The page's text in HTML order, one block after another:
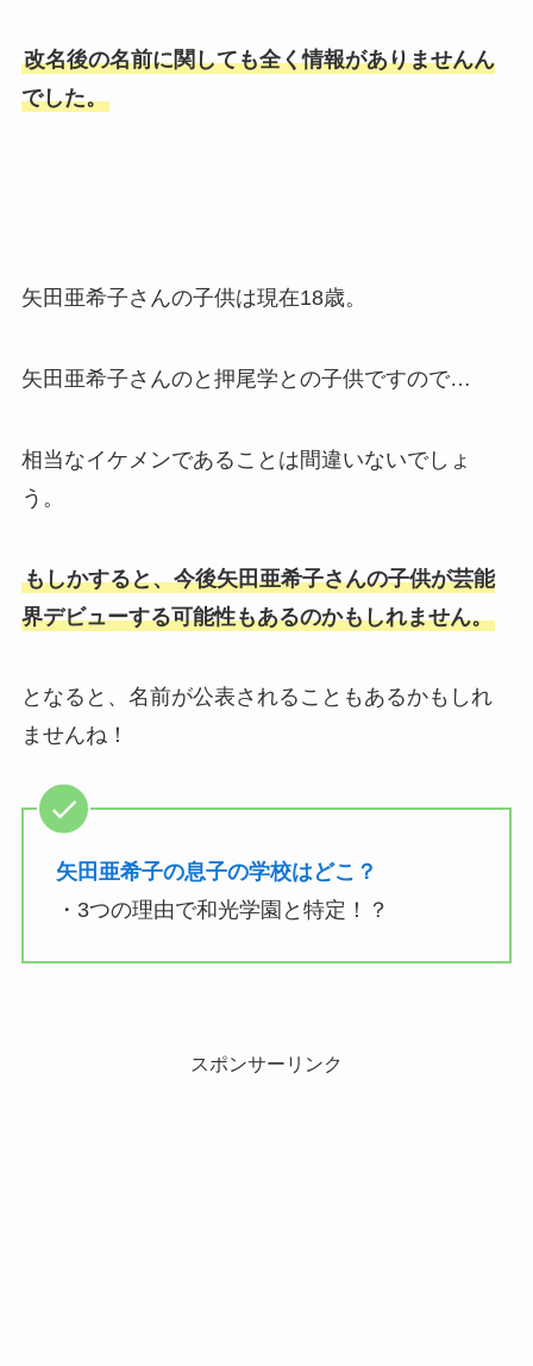
改名後の名前に関しても全く情報がありませんん
でした。
矢田亜希子さんの子供は現在18歳。
矢田亜希子さんのと押尾学との子供ですので…
相当なイケメンであることは間違いないでしょ
う。
もしかすると、今後矢田亜希子さんの子供が芸能
界デビューする可能性もあるのかもしれません。
となると、名前が公表されることもあるかもしれ
ませんね！
矢田亜希子の息子の学校はどこ？
・3つの理由で和光学園と特定！？
スポンサーリンク